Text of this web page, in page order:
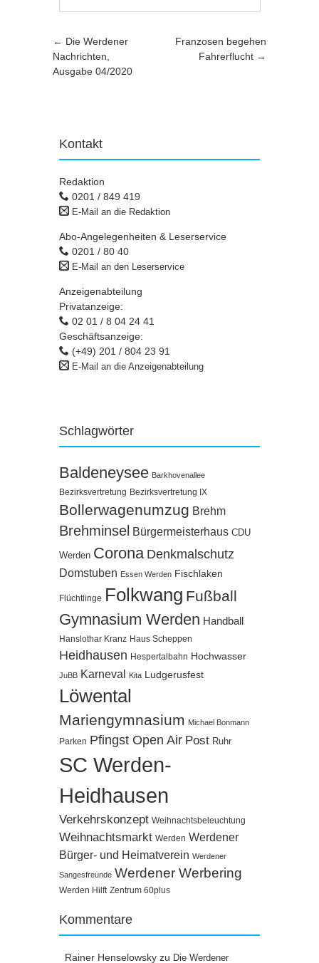
Artikel-Navigation
← Die Werdener
Nachrichten,
Ausgabe 04/2020
Franzosen begehen
Fahrerflucht →
Kontakt
Redaktion
0201 / 849 419
E-Mail an die Redaktion
Abo-Angelegenheiten & Leserservice
0201 / 80 40
E-Mail an den Leserservice
Anzeigenabteilung
Privatanzeige:
02 01 / 8 04 24 41
Geschäftsanzeige:
(+49) 201 / 804 23 91
E-Mail an die Anzeigenabteilung
Schlagwörter
Baldeneysee Barkhovenallee
Bezirksvertretung Bezirksvertretung IX
Bollerwagenumzug Brehm
Brehminsel Bürgermeisterhaus CDU
Werden Corona Denkmalschutz
Domstuben Essen Werden Fischlaken
Flüchtlinge Folkwang Fußball
Gymnasium Werden Handball
Hanslothar Kranz Haus Scheppen
Heidhausen Hespertalbahn Hochwasser
JuBB Karneval Kita Ludgerusfest
Löwental
Mariengymnasium Michael Bonmann
Parken Pfingst Open Air Post Ruhr
SC Werden-
Heidhausen
Verkehrskonzept Weihnachtsbeleuchtung
Weihnachtsmarkt Werden Werdener
Bürger- und Heimatverein Werdener
Sangesfreunde Werdener Werbering
Werden Hilft Zentrum 60plus
Kommentare
Rainer Henselowsky zu Die Werdener